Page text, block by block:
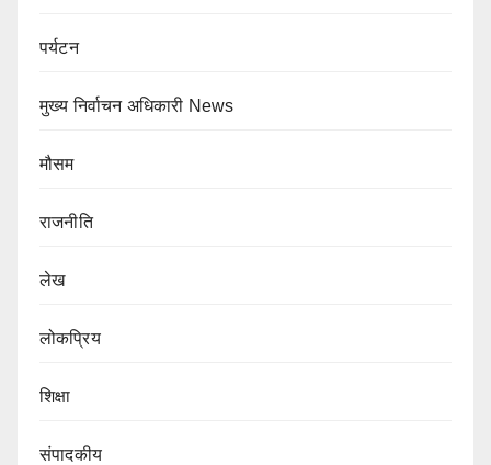
पर्यटन
मुख्य निर्वाचन अधिकारी News
मौसम
राजनीति
लेख
लोकप्रिय
शिक्षा
संपादकीय